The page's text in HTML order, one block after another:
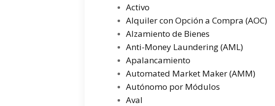
Activo
Alquiler con Opción a Compra (AOC)
Alzamiento de Bienes
Anti-Money Laundering (AML)
Apalancamiento
Automated Market Maker (AMM)
Autónomo por Módulos
Aval